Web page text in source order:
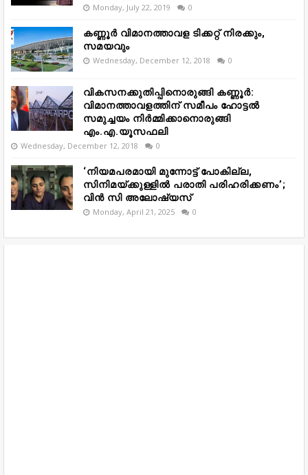
Monday, July 22, 2019 0
കണ്ണൂർ വിമാനത്താവള ടിക്കറ്റ് നിരക്കും,
സമയവും
Wednesday, December 12, 2018 0
വികസനക്കുതിപ്പിനൊരുങ്ങി കണ്ണൂർ:
വിമാനത്താവളത്തിന് സമീപം ഹോട്ടൽ
സമുച്ചയം നിർമ്മിക്കാനൊരുങ്ങി
എം.എ.യൂസഫലി
Wednesday, December 12, 2018 0
‘നിയമപരമായി മുന്നോട്ട് പോകില്ല,
സിനിമയ്ക്കുള്ളിൽ പരാതി പരിഹരിക്കണം’;
വിൻ സി അലോഷ്യസ്
Monday, April 21, 2025 0